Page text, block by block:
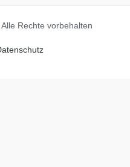
Alle Rechte vorbehalten